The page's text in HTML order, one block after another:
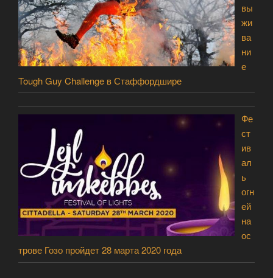
вы
жи
ва
ни
е
Tough Guy Challenge в Стаффордшире
Фе
ст
ив
ал
ь
огн
ей
на
ос
трове Гозо пройдет 28 марта 2020 года